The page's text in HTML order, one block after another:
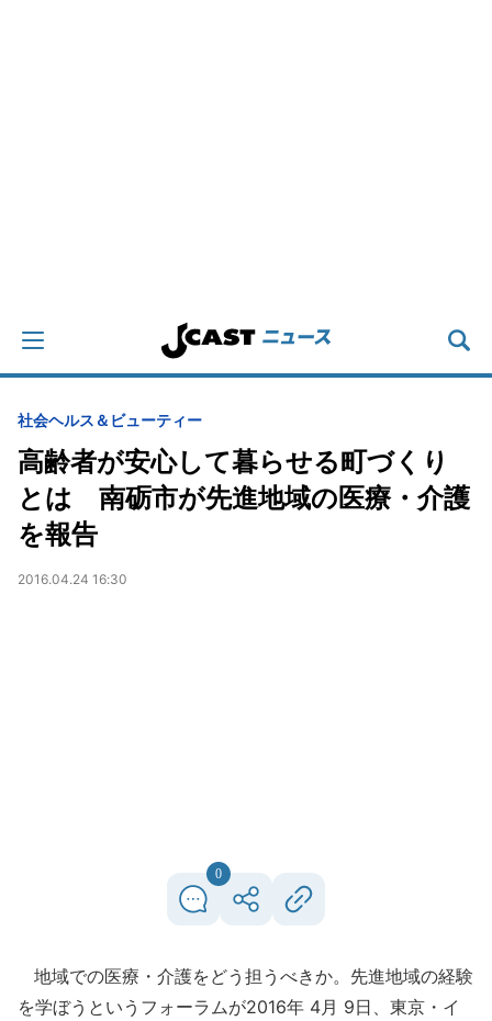
社会ヘルス＆ビューティー
高齢者が安心して暮らせる町づくり
とは 南砺市が先進地域の医療・介護
を報告
2016.04.24 16:30
0
地域での医療・介護をどう担うべきか。先進地域の経験
を学ぼうというフォーラムが2016年 4月 9日、東京・イ